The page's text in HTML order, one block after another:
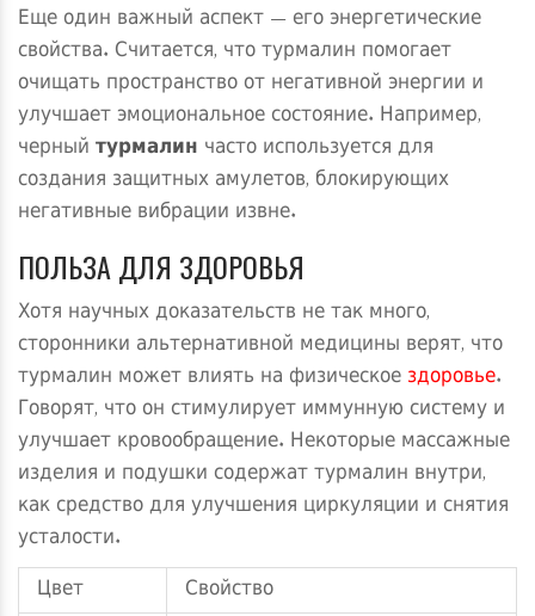
Еще один важный аспект — его энергетические
свойства. Считается, что турмалин помогает
очищать пространство от негативной энергии и
улучшает эмоциональное состояние. Например,
черный турмалин часто используется для
создания защитных амулетов, блокирующих
негативные вибрации извне.
ПОЛЬЗА ДЛЯ ЗДОРОВЬЯ
Хотя научных доказательств не так много,
сторонники альтернативной медицины верят, что
турмалин может влиять на физическое здоровье.
Говорят, что он стимулирует иммунную систему и
улучшает кровообращение. Некоторые массажные
изделия и подушки содержат турмалин внутри,
как средство для улучшения циркуляции и снятия
усталости.
Цвет
Свойство